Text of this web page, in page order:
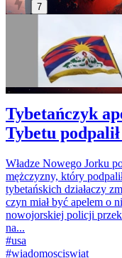
7
Tybetańczyk
Tybetu
Władze Nowego Jorku
mężczyzny, który
tybetańskich działaczy
czyn miał być apelem o
nowojorskiej policji
na...
#usa
#wiadomosciswiat